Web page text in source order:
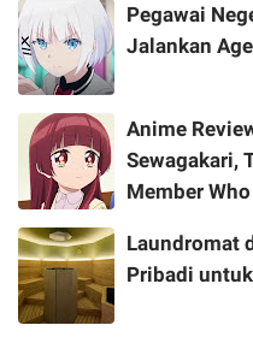
Pegawai
Jalankan
Anime
Sewagakari,
Member
Laundromat
Pribadi